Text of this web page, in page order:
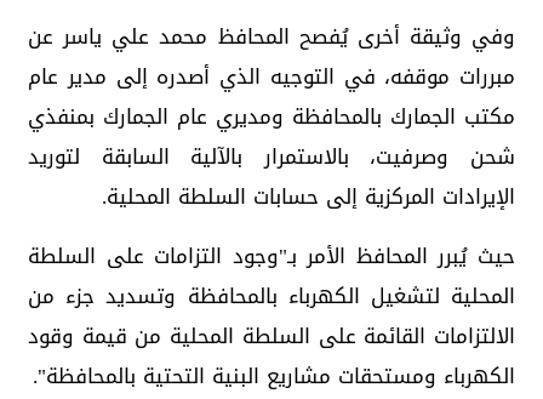
وفي وثيقة أخرى يُفصح المحافظ محمد علي ياسر عن
مبررات موقفه، في التوجيه الذي أصدره إلى مدير عام
مكتب الجمارك بالمحافظة ومديري عام الجمارك بمنفذي
شحن وصرفيت، بالاستمرار بالآلية السابقة لتوريد
الإيرادات المركزية إلى حسابات السلطة المحلية.
حيث يُبرر المحافظ الأمر بـ"وجود التزامات على السلطة
المحلية لتشغيل الكهرباء بالمحافظة وتسديد جزء من
الالتزامات القائمة على السلطة المحلية من قيمة وقود
الكهرباء ومستحقات مشاريع البنية التحتية بالمحافظة".